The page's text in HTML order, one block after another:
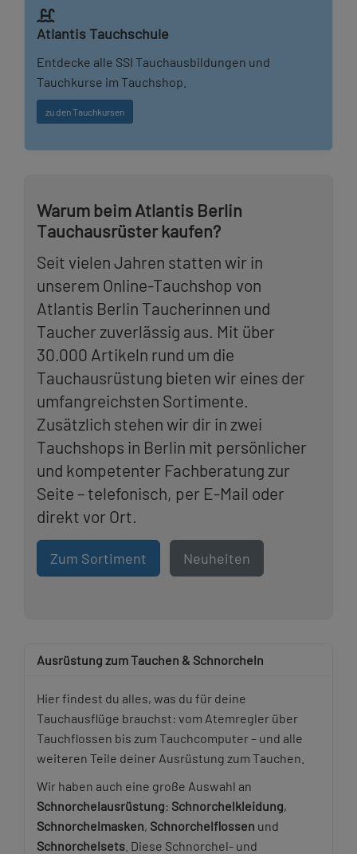
Atlantis Tauchschule
Entdecke alle SSI Tauchausbildungen und
Tauchkurse im Tauchshop.
zu den Tauchkursen
Warum beim Atlantis Berlin
Tauchausrüster kaufen?
Seit vielen Jahren statten wir in
unserem Online-Tauchshop von
Atlantis Berlin Taucherinnen und
Taucher zuverlässig aus. Mit über
30.000 Artikeln rund um die
Tauchausrüstung bieten wir eines der
umfangreichsten Sortimente.
Zusätzlich stehen wir dir in zwei
Tauchshops in Berlin mit persönlicher
und kompetenter Fachberatung zur
Seite – telefonisch, per E-Mail oder
direkt vor Ort.
Zum Sortiment Neuheiten
Ausrüstung zum Tauchen & Schnorcheln
Hier findest du alles, was du für deine
Tauchausflüge brauchst: vom Atemregler über
Tauchflossen bis zum Tauchcomputer – und alle
weiteren Teile deiner Ausrüstung zum Tauchen.
Wir haben auch eine große Auswahl an
Schnorchelausrüstung: Schnorchelkleidung,
Schnorchelmasken, Schnorchelflossen und
Schnorchelsets . Diese Schnorchel- und